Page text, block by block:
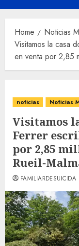
Home
Noticias
Visitamos la casa
en venta por 2,85
noticias Noticias
Visitamos
Ferrer
por 2,85
Rueil-
FAMILIARDESUICIDA